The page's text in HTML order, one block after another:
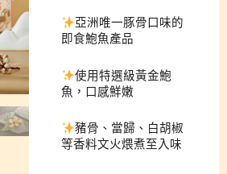
亞洲唯一豚骨口味的
即食鮑魚產品
使用特選級黃金鮑
魚，口感鮮嫩
豬骨、當歸、白胡椒
等香料文火煨煮至入味